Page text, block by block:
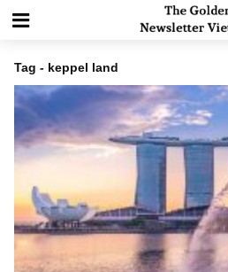
Tag - keppel land